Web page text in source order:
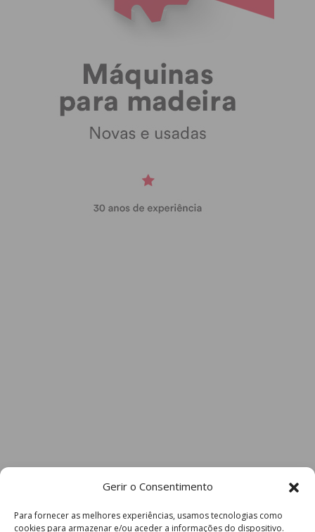
Gerir o Consentimento
Para fornecer as melhores experiências, usamos tecnologias como
cookies para armazenar e/ou aceder a informações do dispositivo.